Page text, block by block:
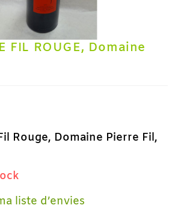
FIL ROUGE, Domaine
Rouge, Domaine Pierre Fil,
liste d’envies